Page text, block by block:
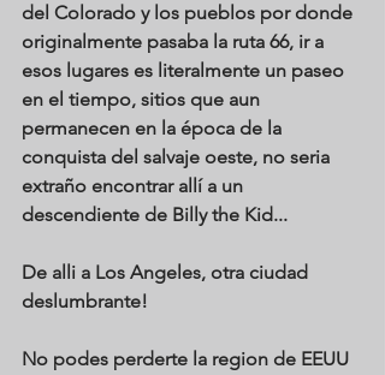
del Colorado y los pueblos por donde
originalmente pasaba la ruta 66, ir a
esos lugares es literalmente un paseo
en el tiempo, sitios que aun
permanecen en la época de la
conquista del salvaje oeste, no seria
extraño encontrar allí a un
descendiente de Billy the Kid...
De alli a Los Angeles, otra ciudad
deslumbrante!
No podes perderte la region de EEUU